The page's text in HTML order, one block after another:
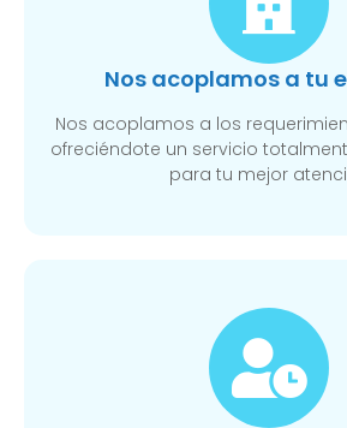
Nos acoplamos a tu
Nos acoplamos a los
ofreciéndote un servicio
para tu mejor